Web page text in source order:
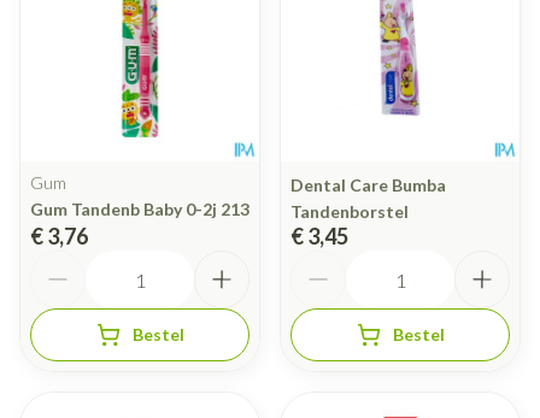
Gum
Gum Tandenb Baby 0-2j 213
€ 3,76
Bestel
Dental Care Bumba
Tandenborstel
€ 3,45
Bestel